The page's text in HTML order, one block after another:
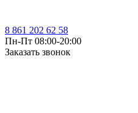
8 861 202 62 58
Пн-Пт 08:00-20:00
Заказать звонок